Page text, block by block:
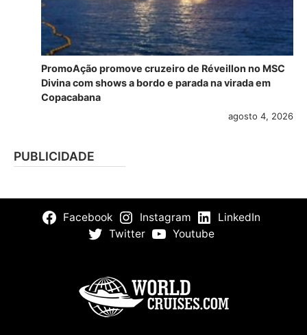
PromoAção promove cruzeiro de Réveillon no MSC
Divina com shows a bordo e parada na virada em
Copacabana
agosto 4, 2026
PUBLICIDADE
Facebook Instagram
LinkedIn
Twitter
Youtube